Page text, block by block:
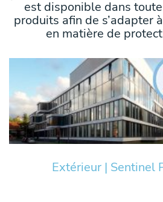
est disponible dans
produits afin de s’adapter
en matière de
Extérieur | Sentinel